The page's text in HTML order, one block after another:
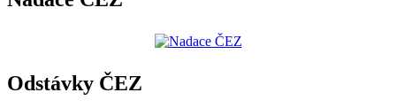
Odstávky ČEZ